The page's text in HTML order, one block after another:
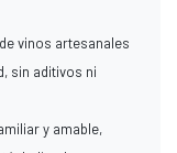
vinos artesanales
sin aditivos ni
y amable,